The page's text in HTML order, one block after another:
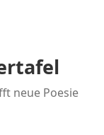
neue Poesie